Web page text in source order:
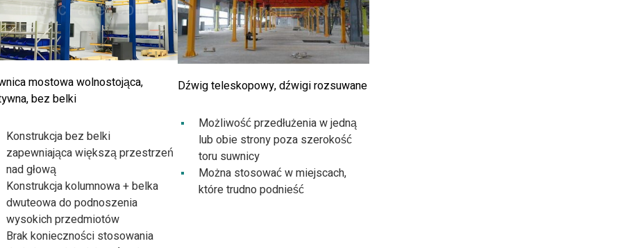
mostowa wolnostojąca,
bez belki
Konstrukcja bez belki
zapewniająca większą przestrzeń
nad głową
Konstrukcja kolumnowa + belka
dwuteowa do podnoszenia
wysokich przedmiotów
Brak konieczności stosowania
Dźwig teleskopowy, dźwigi rozsuwane
Możliwość przedłużenia w jedną
lub obie strony poza szerokość
toru suwnicy
Można stosować w miejscach,
które trudno podnieść